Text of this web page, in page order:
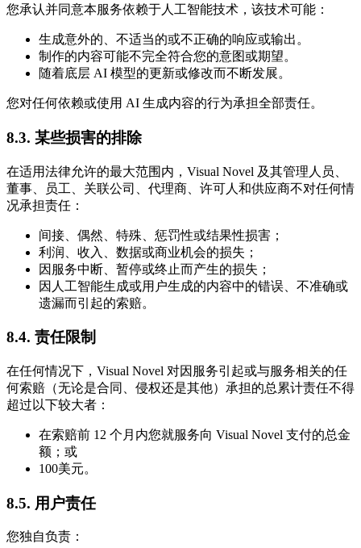
您承认并同意本服务依赖于人工智能技术，该技术可能：
生成意外的、不适当的或不正确的响应或输出。
制作的内容可能不完全符合您的意图或期望。
随着底层 AI 模型的更新或修改而不断发展。
您对任何依赖或使用 AI 生成内容的行为承担全部责任。
8.3. 某些损害的排除
在适用法律允许的最大范围内，Visual Novel 及其管理人员、
董事、员工、关联公司、代理商、许可人和供应商不对任何情
况承担责任：
间接、偶然、特殊、惩罚性或结果性损害；
利润、收入、数据或商业机会的损失；
因服务中断、暂停或终止而产生的损失；
因人工智能生成或用户生成的内容中的错误、不准确或
遗漏而引起的索赔。
8.4. 责任限制
在任何情况下，Visual Novel 对因服务引起或与服务相关的任
何索赔（无论是合同、侵权还是其他）承担的总累计责任不得
超过以下较大者：
在索赔前 12 个月内您就服务向 Visual Novel 支付的总金
额；或
100美元。
8.5. 用户责任
您独自负责：